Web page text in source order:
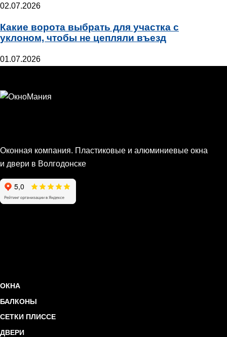
02.07.2026
Какие ворота выбрать для участка с
уклоном, чтобы не цепляли въезд
01.07.2026
Оконная компания. Пластиковые и алюминиевые окна
и двери в Волгодонске
ОКНА
БАЛКОНЫ
СЕТКИ ПЛИССЕ
ДВЕРИ